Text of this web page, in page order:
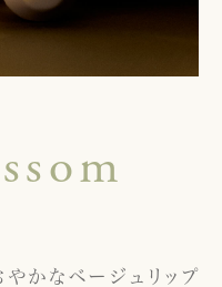
やかなベージュリップ